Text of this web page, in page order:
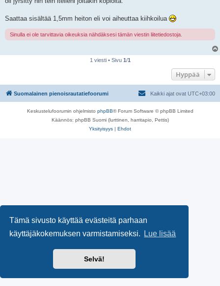
Tämä sivusto käyttää evästeitä parhaan
käyttäjäkokemuksen varmistamiseksi.
Lue lisää
Selvä!
t
Saattaa sisältää 1,5mm heiton eli voi aiheuttaa kiihkoilua
Sinulla ei ole tarvittavia oikeuksia nähdäksesi tämän viestin liitetiedostoja.
1 viesti • Sivu 1/1
Hyppää
Suomalainen pienoisrautatiefoorumi Kaikki ajat ovat UTC+03:00
Keskustelufoorumin ohjelmisto phpBB® Forum Software © phpBB Limited
Käännös: phpBB Suomi (lurttinen, harritapio, Pettis)
Yksityisyys | Ehdot